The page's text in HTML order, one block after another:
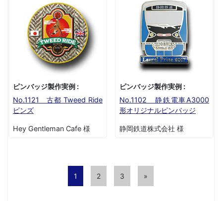
ピンバッジ製作実例 :
No.1121 古都 Tweed Ride
ピンズ
Hey Gentleman Cafe 様
ピンバッジ製作実例 :
No.1102 静鉄電車A3000
形オリジナルピンバッジ
静岡鉄道株式会社 様
1 2 3 »